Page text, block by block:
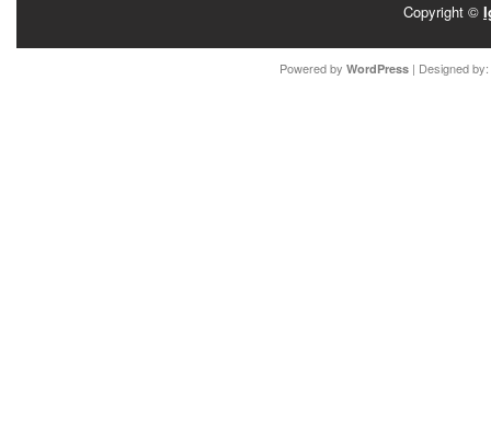
Copyright ©
Powered by WordPress| Designed by: